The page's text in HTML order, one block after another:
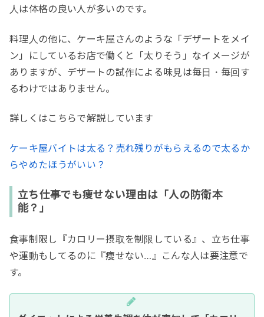
人は体格の良い人が多いのです。
料理人の他に、ケーキ屋さんのような「デザートをメイ
ン」にしているお店で働くと「太りそう」なイメージが
ありますが、デザートの試作による味見は毎日・毎回す
るわけではありません。
詳しくはこちらで解説しています
ケーキ屋バイトは太る？売れ残りがもらえるので太るか
らやめたほうがいい？
立ち仕事でも痩せない理由は「人の防衛本
能？」
食事制限し『カロリー摂取を制限している』、立ち仕事
や運動もしてるのに『痩せない…』こんな人は要注意で
す。